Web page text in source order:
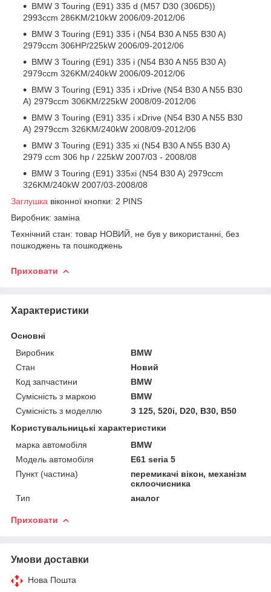
BMW 3 Touring (E91) 335 d (M57 D30 (306D5))
2993ccm 286KM/210kW 2006/09-2012/06
BMW 3 Touring (E91) 335 i (N54 B30 A N55 B30 A)
2979ccm 306HP/225kW 2006/09-2012/06
BMW 3 Touring (E91) 335 i (N54 B30 A N55 B30 A)
2979ccm 326KM/240kW 2006/09-2012/06
BMW 3 Touring (E91) 335 i xDrive (N54 B30 A N55 B30
A) 2979ccm 306KM/225kW 2008/09-2012/06
BMW 3 Touring (E91) 335 i xDrive (N54 B30 A N55 B30
A) 2979ccm 326KM/240kW 2008/09-2012/06
BMW 3 Touring (E91) 335 xi (N54 B30 A N55 B30 A)
2979 ccm 306 hp / 225kW 2007/03 - 2008/08
BMW 3 Touring (E91) 335xi (N54 B30 A) 2979ccm
326KM/240kW 2007/03-2008/08
Заглушка віконної кнопки: 2 PINS
Виробник: заміна
Технічний стан: товар НОВИЙ, не був у використанні, без
пошкоджень та пошкоджень
Приховати
Характеристики
Основні
Виробник
BMW
Стан
Новий
Код запчастини
BMW
Сумісність з маркою
BMW
Сумісність з моделлю
З 125, 520i, D20, B30, B50
Користувальницькі характеристики
марка автомобіля
BMW
Модель автомобіля
E61 seria 5
Пункт (частина)
перемикачі вікон, механізм
склоочисника
Тип
аналог
Приховати
Умови доставки
Нова Пошта